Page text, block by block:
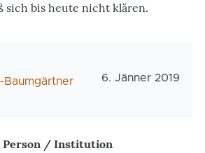
sich bis heute nicht klären.
Baumgärtner 6. Jänner 2019
Person / Institution